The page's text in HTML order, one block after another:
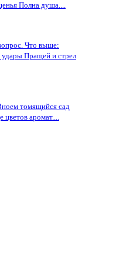
Полна душа....
Что выше:
Пращей и стрел
томящийся сад
аромат....